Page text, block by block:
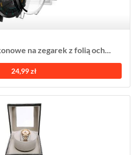
na zegarek z folią och...
24,99 zł